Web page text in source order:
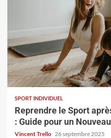
SPORT INDIVIDUEL
Reprendre le Sport
: Guide pour un
Vincent Trello 26 septembre 2025